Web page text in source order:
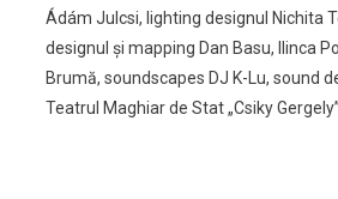
Ádám Julcsi, lighting designul Nichita
designul și mapping Dan Basu, Ilinca
Brumă, soundscapes DJ K-Lu, sound
Teatrul Maghiar de Stat „Csiky